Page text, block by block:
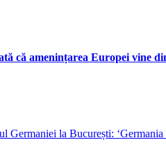
că amenințarea Europei vine
Germaniei la București: